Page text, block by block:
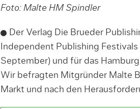
Foto: Malte HM Spindler
Der Verlag Die Brueder
Independent Publishing
September) und für das
Wir befragten Mitgründer Malte
Markt und nach den